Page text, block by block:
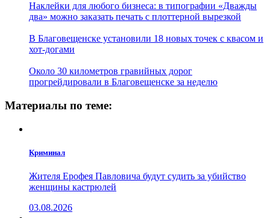
Наклейки для любого бизнеса: в типографии «Дважды
два» можно заказать печать с плоттерной вырезкой
В Благовещенске установили 18 новых точек с квасом и
хот-догами
Около 30 километров гравийных дорог
прогрейдировали в Благовещенске за неделю
Материалы по теме:
Криминал
Жителя Ерофея Павловича будут судить за убийство
женщины кастрюлей
03.08.2026